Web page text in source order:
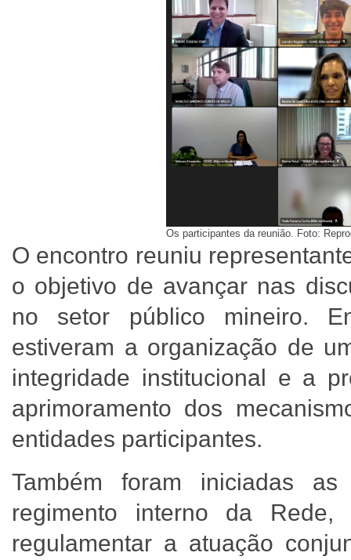
Os participantes da reunião. Foto:
O encontro reuniu
o objetivo de avançar nas
no setor público mineiro.
estiveram a organização de
integridade institucional e a
aprimoramento dos
entidades participantes.
Também foram iniciadas
regimento interno da
regulamentar a atuação